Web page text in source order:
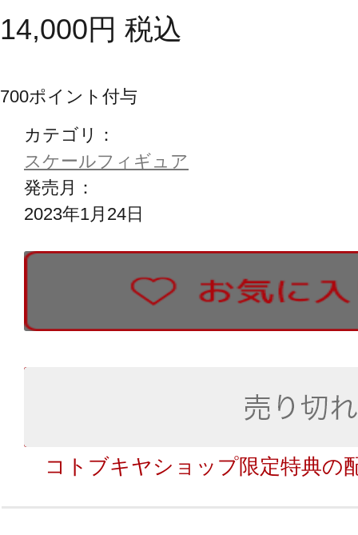
14,000円 税込
700ポイント付与
カテゴリ：
スケールフィギュア
発売月：
2023年1月24日
コトブキヤショップ限定特典の